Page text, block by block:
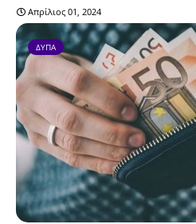
Απρίλιος 01, 2024
ΔΥΠΑ